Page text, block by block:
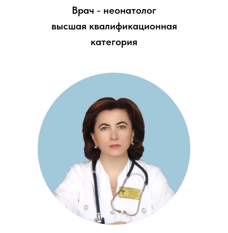
Врач - неонатолог
высшая квалификационная
категория